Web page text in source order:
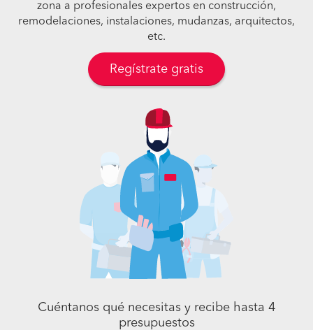
zona a profesionales expertos en construcción,
remodelaciones, instalaciones, mudanzas, arquitectos,
etc.
Regístrate gratis
Cuéntanos qué necesitas y recibe hasta 4
presupuestos